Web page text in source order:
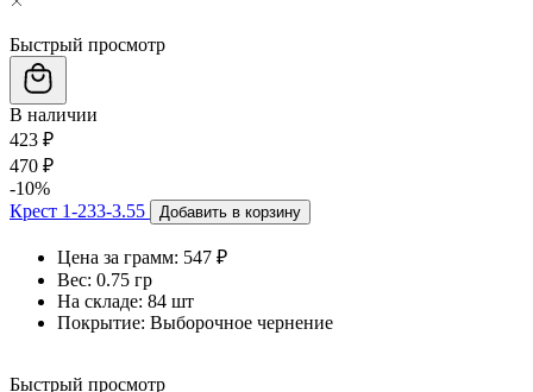
Быстрый просмотр
В наличии
423 ₽
470 ₽
-10%
Крест 1-233-3.55
Добавить в корзину
Цена за грамм: 547 ₽
Вес: 0.75 гр
На складе: 84 шт
Покрытие: Выборочное чернение
Быстрый просмотр